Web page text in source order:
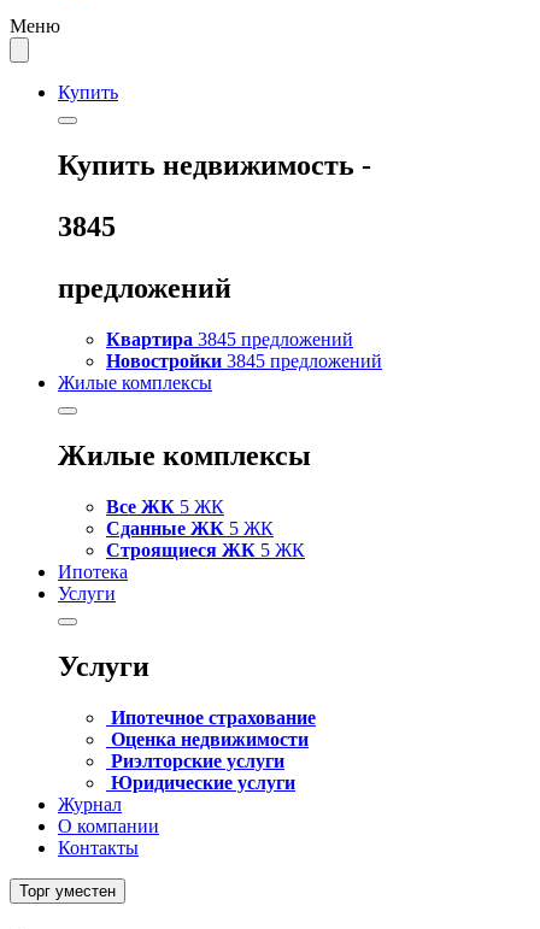
Меню
Купить
Купить недвижимость -
3845
предложений
Квартира 3845 предложений
Новостройки 3845 предложений
Жилые комплексы
Жилые комплексы
Все ЖК 5 ЖК
Сданные ЖК 5 ЖК
Строящиеся ЖК 5 ЖК
Ипотека
Услуги
Услуги
Ипотечное страхование
Оценка недвижимости
Риэлторские услуги
Юридические услуги
Журнал
О компании
Контакты
Торг уместен